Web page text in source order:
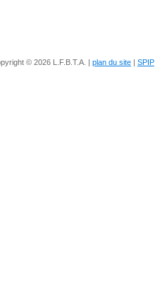
© 2026 L.F.B.T.A. | plan du site | SPIP